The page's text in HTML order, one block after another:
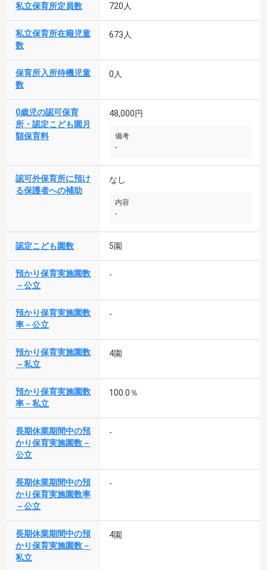
私立保育所定員数 720人
私立保育所在籍児童
数
673人
保育所入所待機児童
数
0人
0歳児の認可保育
所・認定こども園月
額保育料
48,000円
備考
-
認可外保育所に預け
る保護者への補助
なし
内容
-
認定こども園数 5園
預かり保育実施園数
－公立
-
預かり保育実施園数
率－公立
-
預かり保育実施園数
－私立
4園
預かり保育実施園数
率－私立
100.0％
長期休業期間中の預
かり保育実施園数－
公立
-
長期休業期間中の預
かり保育実施園数率
－公立
-
長期休業期間中の預
かり保育実施園数－
私立
4園